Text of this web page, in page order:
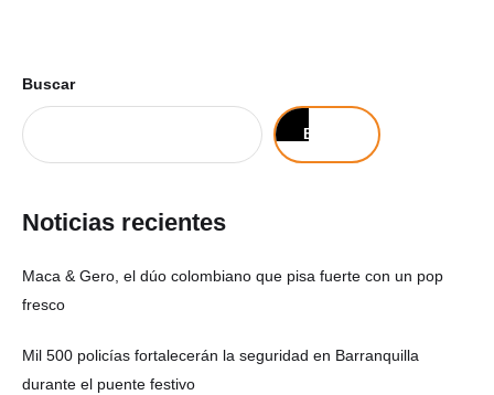
Buscar
Buscar
Noticias recientes
Maca & Gero, el dúo colombiano que pisa fuerte con un pop
fresco
Mil 500 policías fortalecerán la seguridad en Barranquilla
durante el puente festivo